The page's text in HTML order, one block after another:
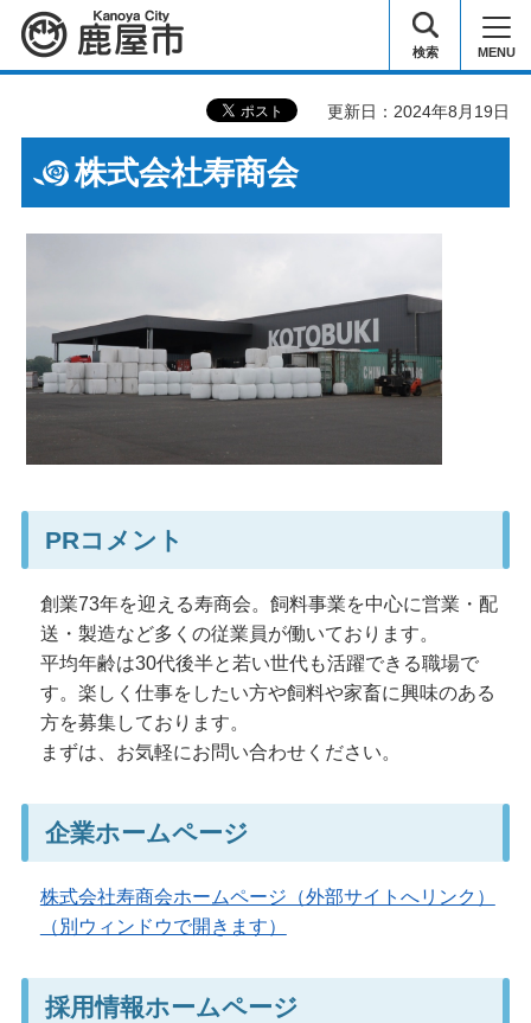
鹿屋市 検索 MENU
更新日：2024年8月19日
株式会社寿商会
PRコメント
創業73年を迎える寿商会。飼料事業を中心に営業・配
送・製造など多くの従業員が働いております。
平均年齢は30代後半と若い世代も活躍できる職場で
す。楽しく仕事をしたい方や飼料や家畜に興味のある
方を募集しております。
まずは、お気軽にお問い合わせください。
企業ホームページ
株式会社寿商会ホームページ（外部サイトへリンク）
（別ウィンドウで開きます）
採用情報ホームページ